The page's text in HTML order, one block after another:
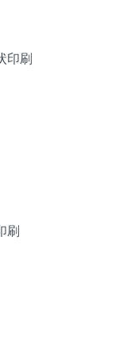
印刷
刷